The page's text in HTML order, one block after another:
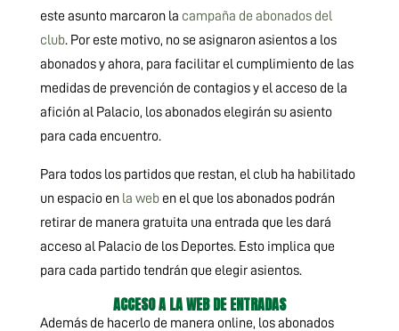
este asunto marcaron la campaña de abonados del
club. Por este motivo, no se asignaron asientos a los
abonados y ahora, para facilitar el cumplimiento de las
medidas de prevención de contagios y el acceso de la
afición al Palacio, los abonados elegirán su asiento
para cada encuentro.
Para todos los partidos que restan, el club ha habilitado
un espacio enla weben el que los abonados podrán
retirar de manera gratuita una entrada que les dará
acceso al Palacio de los Deportes. Esto implica que
para cada partido tendrán que elegir asientos.
ACCESO A LA WEB DE ENTRADAS
Además de hacerlo de manera online, los abonados